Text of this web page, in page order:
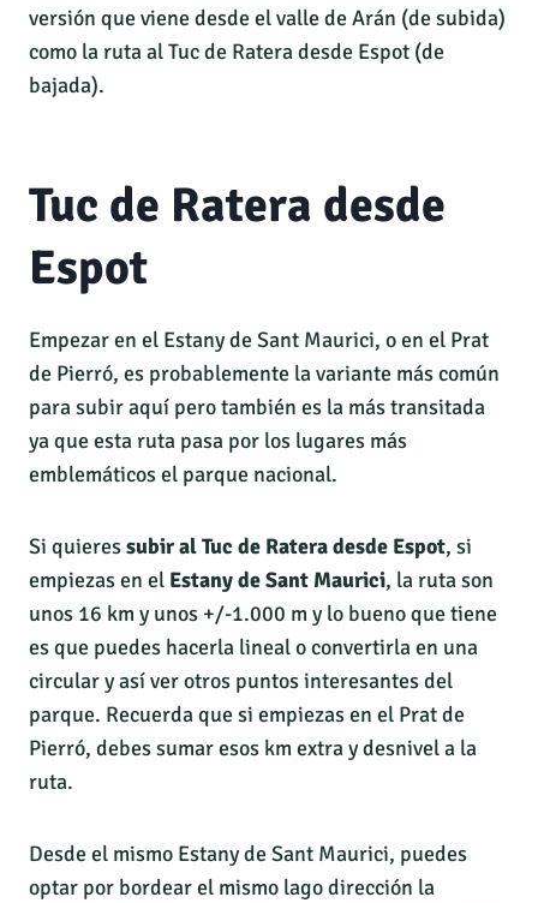
versión que viene desde el valle de Arán (de subida)
como la ruta al Tuc de Ratera desde Espot (de
bajada).
Tuc de Ratera desde
Espot
Empezar en el Estany de Sant Maurici, o en el Prat
de Pierró, es probablemente la variante más común
para subir aquí pero también es la más transitada
ya que esta ruta pasa por los lugares más
emblemáticos el parque nacional.
Si quieressubir al Tuc de Ratera desde Espot, si
empiezas en el Estany de Sant Maurici, la ruta son
unos 16 km y unos +/-1.000 m y lo bueno que tiene
es que puedes hacerla lineal o convertirla en una
circular y así ver otros puntos interesantes del
parque. Recuerda que si empiezas en el Prat de
Pierró, debes sumar esos km extra y desnivel a la
ruta.
Desde el mismo Estany de Sant Maurici, puedes
optar por bordear el mismo lago dirección la